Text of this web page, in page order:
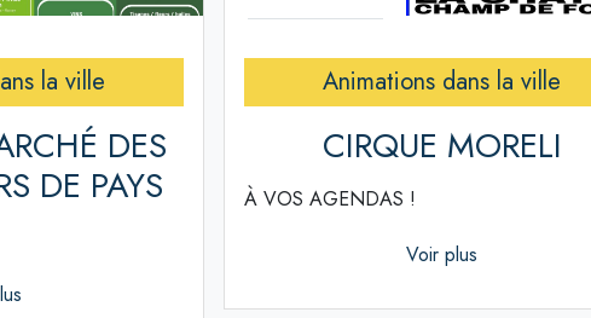
la ville
DES
DE PAYS
Animations dans la ville
CIRQUE MORELI
À VOS AGENDAS !
Voir plus